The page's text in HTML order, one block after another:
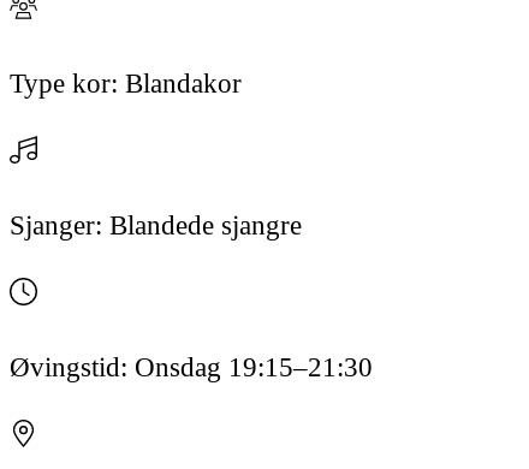
Type kor: Blandakor
Sjanger: Blandede sjangre
Øvingstid: Onsdag 19:15–21:30